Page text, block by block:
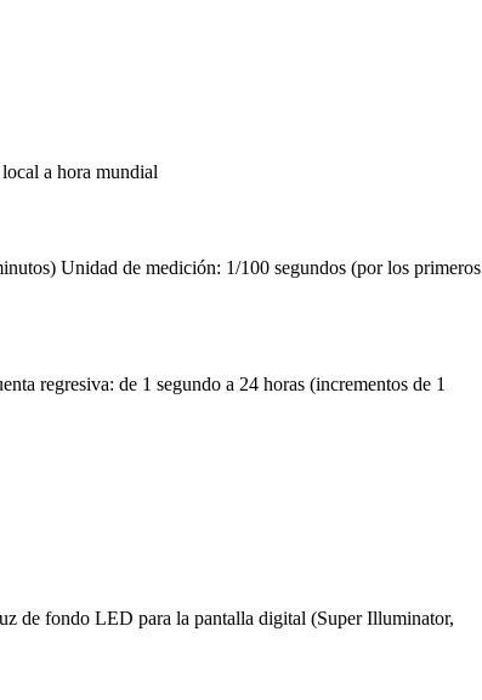
a hora mundial
Unidad de medición: 1/100 segundos (por los primeros
regresiva: de 1 segundo a 24 horas (incrementos de 1
de fondo LED para la pantalla digital (Super Illuminator,